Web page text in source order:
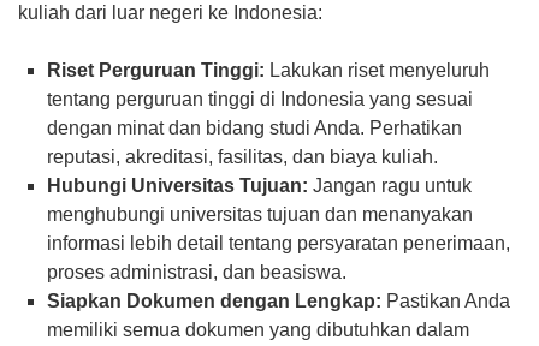
kuliah dari luar negeri ke Indonesia:
Riset Perguruan Tinggi: Lakukan riset menyeluruh
tentang perguruan tinggi di Indonesia yang sesuai
dengan minat dan bidang studi Anda. Perhatikan
reputasi, akreditasi, fasilitas, dan biaya kuliah.
Hubungi Universitas Tujuan: Jangan ragu untuk
menghubungi universitas tujuan dan menanyakan
informasi lebih detail tentang persyaratan penerimaan,
proses administrasi, dan beasiswa.
Siapkan Dokumen dengan Lengkap: Pastikan Anda
memiliki semua dokumen yang dibutuhkan dalam